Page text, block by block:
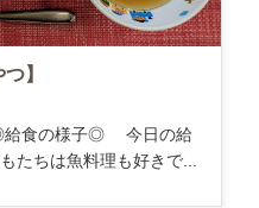
】
食の様子◎ 今日の給
たちは魚料理も好きで...